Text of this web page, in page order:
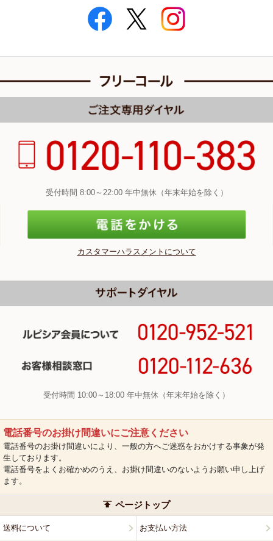
受付時間 8:00～22:00 年中無休（年末年始を除く）
カスタマーハラスメントについて
受付時間 10:00～18:00 年中無休（年末年始を除く）
電話番号のお掛け間違いにご注意ください
電話番号のお掛け間違いにより、一般の方へご迷惑をおかけする事象が発
生しております。
電話番号をよくお確かめのうえ、お掛け間違いのないようお願い申し上げ
ます。
ページトップ
送料について お支払い方法